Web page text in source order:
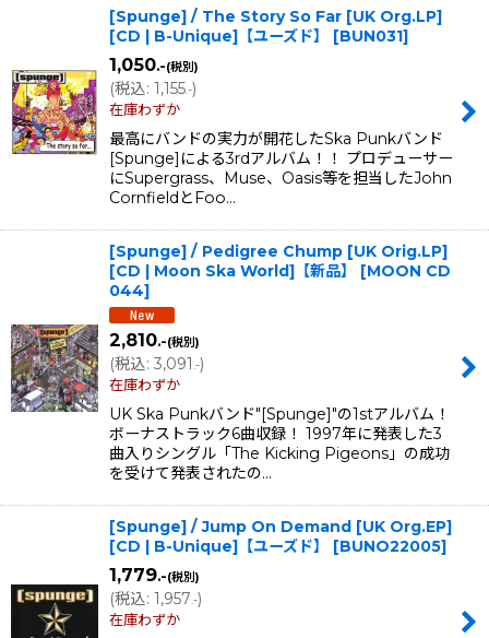
[Spunge] / The Story So Far [UK Org.LP]
[CD | B-Unique]【ユーズド】
[BUN031]
1,050.-(税別)
(税込: 1,155.-)
在庫わずか
最高にバンドの実力が開花したSka Punkバンド
[Spunge]による3rdアルバム！！ プロデューサー
にSupergrass、Muse、Oasis等を担当したJohn
CornfieldとFoo…
[Spunge] / Pedigree Chump [UK Orig.LP]
[CD | Moon Ska World]【新品】
[MOON CD
044]
2,810.-(税別)
(税込: 3,091.-)
在庫わずか
UK Ska Punkバンド"[Spunge]"の1stアルバム！
ボーナストラック6曲収録！ 1997年に発表した3
曲入りシングル「The Kicking Pigeons」の成功
を受けて発表されたの…
[Spunge] / Jump On Demand [UK Org.EP]
[CD | B-Unique]【ユーズド】
[BUNO22005]
1,779.-(税別)
(税込: 1,957.-)
在庫わずか